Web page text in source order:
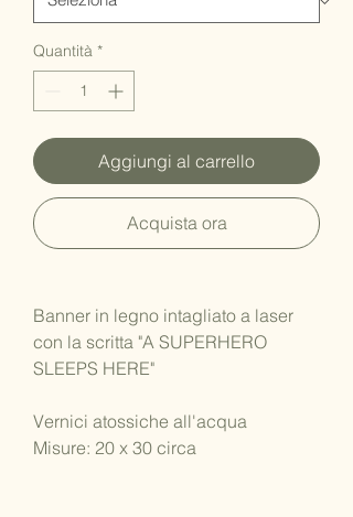
Quantità *
Aggiungi al carrello
Acquista ora
Banner in legno intagliato a laser
con la scritta "A SUPERHERO
SLEEPS HERE"
Vernici atossiche all'acqua
Misure: 20 x 30 circa